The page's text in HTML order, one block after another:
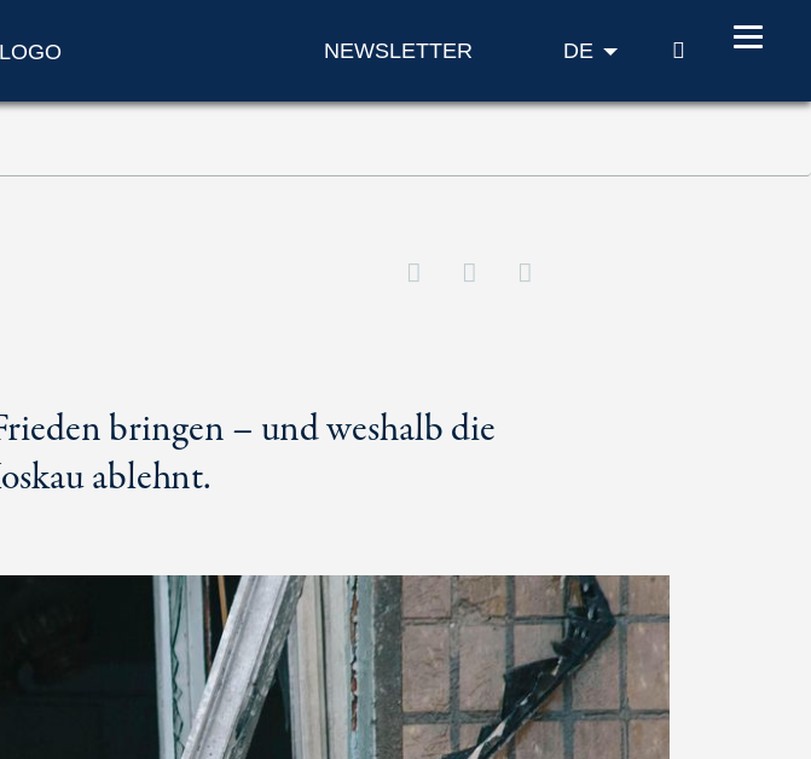
NEWSLETTER DE SUCHE
bringen – und weshalb die
ablehnt.